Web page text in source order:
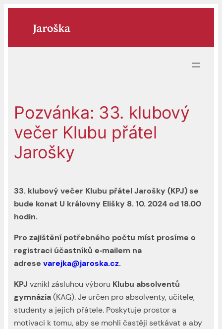
Pozvánka: 33. klubový
večer Klubu přátel
Jarošky
33. klubový večer Klubu přátel Jarošky (KPJ) se
bude konat U královny Elišky 8. 10. 2024 od 18.00
hodin.
Pro zajištění potřebného počtu míst prosíme o
registraci účastníků e‑mailem na
adresevarejka@jaroska.cz.
KPJ vznikl zásluhou výboru Klubu absolventů
gymnázia(KAG). Je určen pro absolventy, učitele,
studenty a jejich přátele. Poskytuje prostor a
motivaci k tomu, aby se mohli častěji setkávat a aby